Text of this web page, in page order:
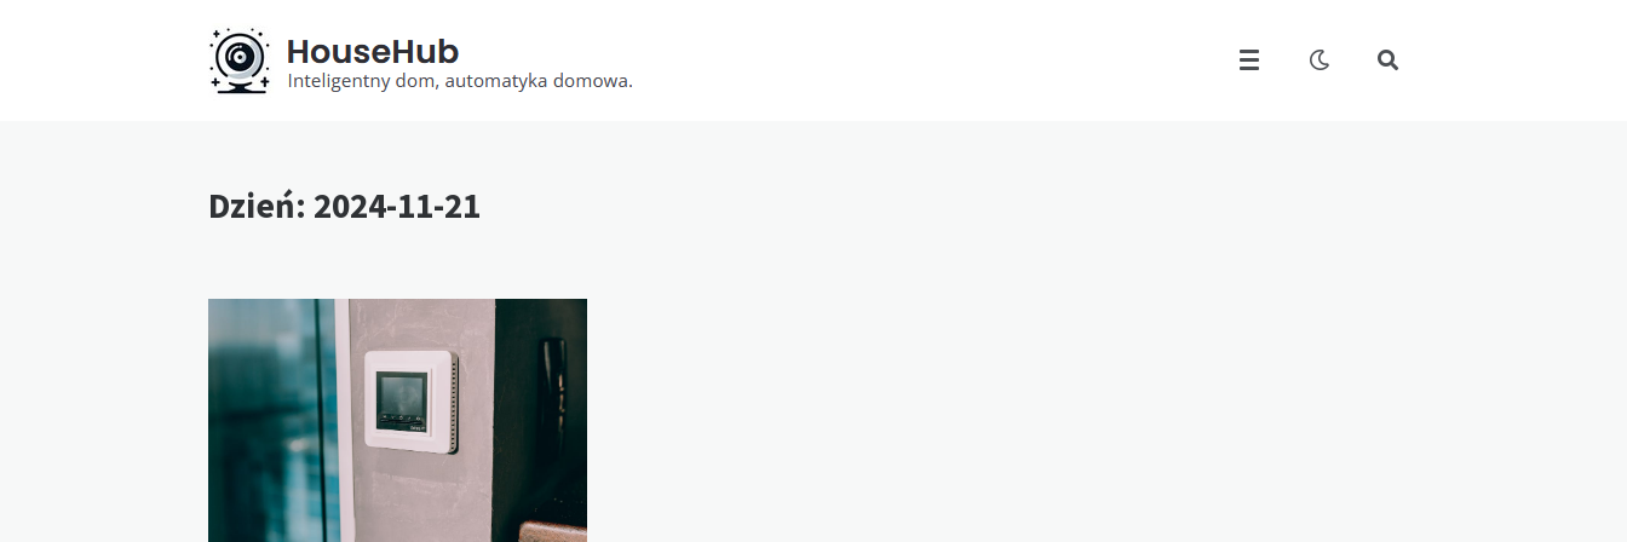
Dzień: 2024-11-21